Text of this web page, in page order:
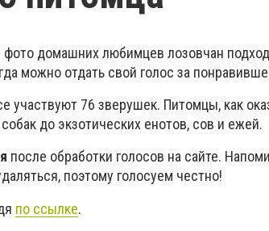
фото домашних любимцев лозовчан
можно отдать свой голос за
участвуют 76 зверушек. Питомцы, как
до экзотических енотов, сов и ежей.
после обработки голосов на сайте.
поэтому голосуем честно!
по ссылке.